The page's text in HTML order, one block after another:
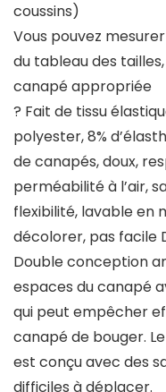
coussins)
Vous pouvez
du tableau des
canapé appropriée
? Fait de tissu
polyester, 8%
de canapés, doux,
perméabilité à l’air,
flexibilité, lavable en
décolorer, pas facile
Double conception
espaces du canapé
qui peut empêcher
canapé de bouger.
est conçu avec des
difficiles à déplacer.